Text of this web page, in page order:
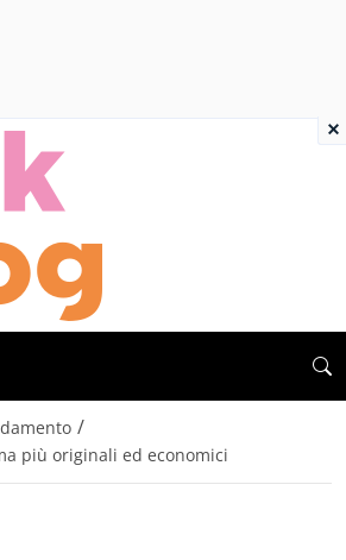
/
più originali ed economici
×